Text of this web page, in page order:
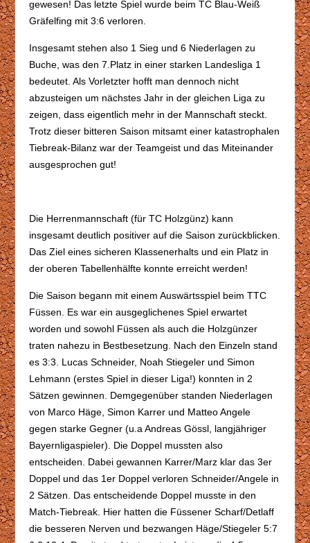
gewesen! Das letzte Spiel wurde beim TC Blau-Weiß
Gräfelfing mit 3:6 verloren.
Insgesamt stehen also 1 Sieg und 6 Niederlagen zu
Buche, was den 7.Platz in einer starken Landesliga 1
bedeutet. Als Vorletzter hofft man dennoch nicht
abzusteigen um nächstes Jahr in der gleichen Liga zu
zeigen, dass eigentlich mehr in der Mannschaft steckt.
Trotz dieser bitteren Saison mitsamt einer katastrophalen
Tiebreak-Bilanz war der Teamgeist und das Miteinander
ausgesprochen gut!
Die Herrenmannschaft (für TC Holzgünz) kann
insgesamt deutlich positiver auf die Saison zurückblicken.
Das Ziel eines sicheren Klassenerhalts und ein Platz in
der oberen Tabellenhälfte konnte erreicht werden!
Die Saison begann mit einem Auswärtsspiel beim TTC
Füssen. Es war ein ausgeglichenes Spiel erwartet
worden und sowohl Füssen als auch die Holzgünzer
traten nahezu in Bestbesetzung. Nach den Einzeln stand
es 3:3. Lucas Schneider, Noah Stiegeler und Simon
Lehmann (erstes Spiel in dieser Liga!) konnten in 2
Sätzen gewinnen. Demgegenüber standen Niederlagen
von Marco Häge, Simon Karrer und Matteo Angele
gegen starke Gegner (u.a Andreas Gössl, langjähriger
Bayernligaspieler). Die Doppel mussten also
entscheiden. Dabei gewannen Karrer/Marz klar das 3er
Doppel und das 1er Doppel verloren Schneider/Angele in
2 Sätzen. Das entscheidende Doppel musste in den
Match-Tiebreak. Hier hatten die Füssener Scharf/Detlaff
die besseren Nerven und bezwangen Häge/Stiegeler 5:7